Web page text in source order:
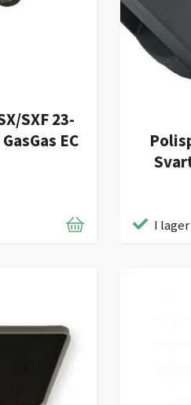
SXF 23-
EC
I lager